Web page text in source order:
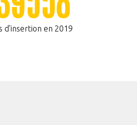
d'insertion en 2019